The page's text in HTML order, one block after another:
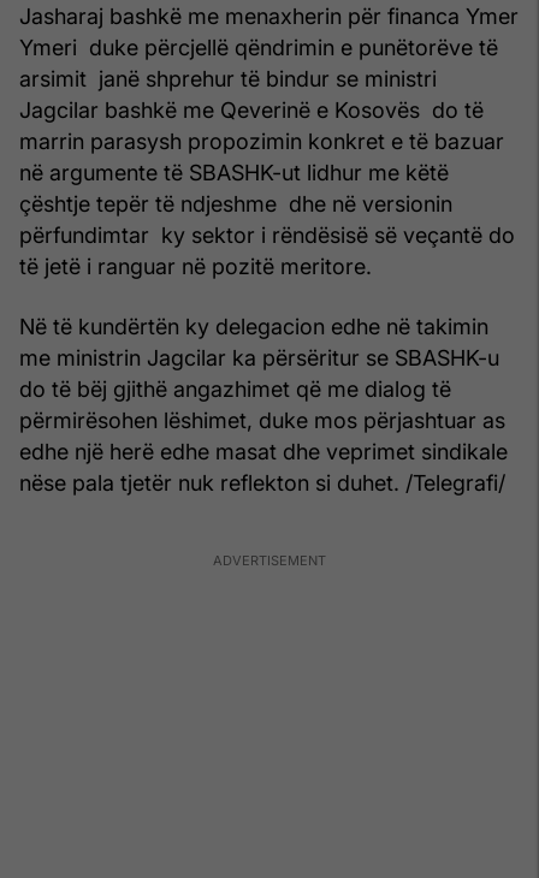
Jasharaj bashkë me menaxherin për financa Ymer
Ymeri duke përcjellë qëndrimin e punëtorëve të
arsimit janë shprehur të bindur se ministri
Jagcilar bashkë me Qeverinë e Kosovës do të
marrin parasysh propozimin konkret e të bazuar
në argumente të SBASHK-ut lidhur me këtë
çështje tepër të ndjeshme dhe në versionin
përfundimtar ky sektor i rëndësisë së veçantë do
të jetë i ranguar në pozitë meritore.
Në të kundërtën ky delegacion edhe në takimin
me ministrin Jagcilar ka përsëritur se SBASHK-u
do të bëj gjithë angazhimet që me dialog të
përmirësohen lëshimet, duke mos përjashtuar as
edhe një herë edhe masat dhe veprimet sindikale
nëse pala tjetër nuk reflekton si duhet. /Telegrafi/